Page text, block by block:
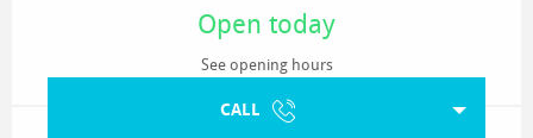
Open today
See opening hours
CALL